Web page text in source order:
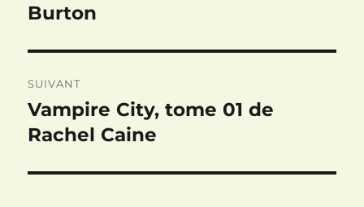
l’article
précédente :
Burton
SUIVANT
Publication
suivante :
Vampire City, tome 01 de
Rachel Caine